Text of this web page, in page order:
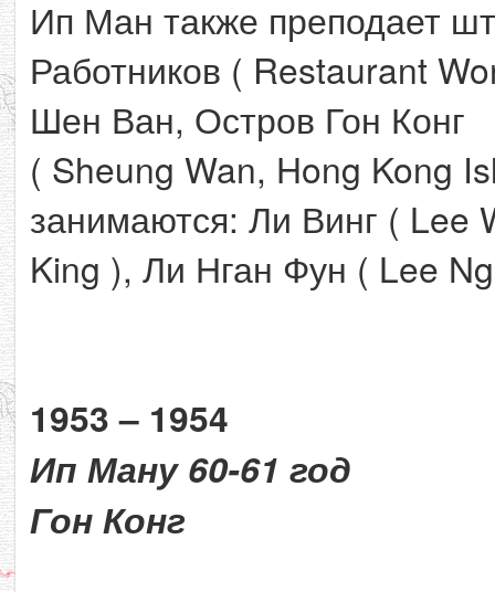
Ип Ман также преподает
Работников ( Restaurant
Шен Ван, Остров Гон Конг
( Sheung Wan, Hong Kong
занимаются: Ли Винг (
King ), Ли Нган Фун ( Lee
1953 – 1954
Ип Ману 60-61 год
Гон Конг